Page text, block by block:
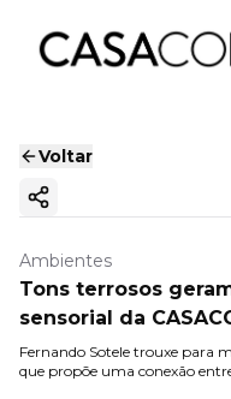
Voltar
Copiar link
Ambientes
Tons terrosos
sensorial da
Fernando Sotele trouxe para
que propõe uma conexão